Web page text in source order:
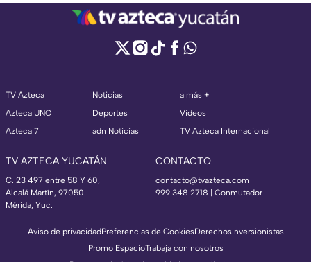
TV Azteca
Azteca UNO
Azteca 7
Noticias
Deportes
adn Noticias
a más +
Videos
TV Azteca Internacional
TV AZTECA YUCATÁN
C. 23 497 entre 58 Y 60,
Alcalá Martín, 97050
Mérida, Yuc.
CONTACTO
contacto@tvazteca.com
999 348 2718 | Conmutador
Aviso de privacidadPreferencias de CookiesDerechosInversionistas
Promo EspacioTrabaja con nosotros